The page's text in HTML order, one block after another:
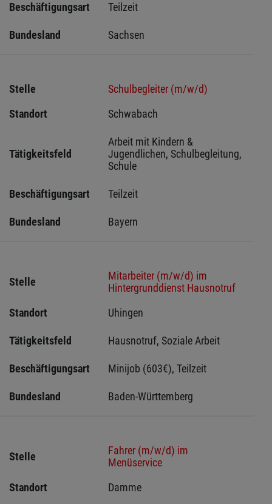
Beschäftigungsart Teilzeit
Bundesland Sachsen
Stelle
Schulbegleiter (m/w/d)
Standort
Schwabach
Tätigkeitsfeld
Arbeit mit Kindern &
Jugendlichen, Schulbegleitung,
Schule
Beschäftigungsart Teilzeit
Bundesland Bayern
Stelle
Mitarbeiter (m/w/d) im
Hintergrunddienst Hausnotruf
Standort
Uhingen
Tätigkeitsfeld Hausnotruf, Soziale Arbeit
Beschäftigungsart Minijob (603€), Teilzeit
Bundesland Baden-Württemberg
Stelle
Fahrer (m/w/d) im
Menüservice
Standort
Damme